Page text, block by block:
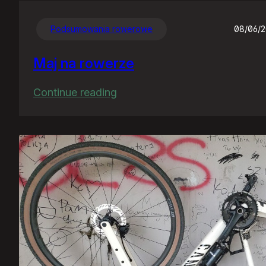
Podsumowania rowerowe 08/06/
Maj na rowerze
Continue reading
rowerze